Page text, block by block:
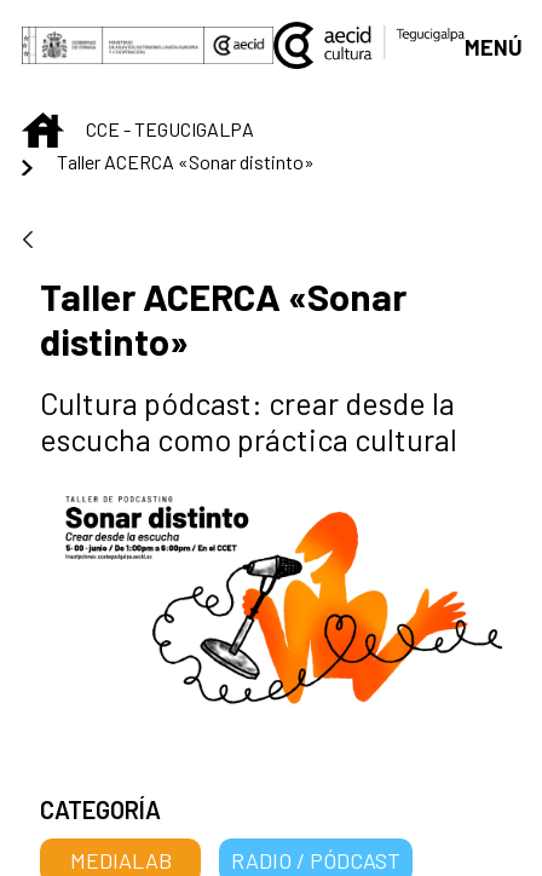
Saltar al contenido principal
MENÚ
INICIOCCE - TEGUCIGALPA
Taller ACERCA «Sonar distinto»
Taller ACERCA «Sonar
distinto»
Cultura pódcast: crear desde la
escucha como práctica cultural
CATEGORÍA
MEDIALAB RADIO / PÓDCAST